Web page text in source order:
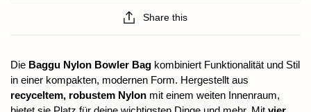
Share this
Die Baggu Nylon Bowler Bag kombiniert Funktionalität und Stil
in einer kompakten, modernen Form. Hergestellt aus
recyceltem, robustem Nylon mit einem weiten Innenraum,